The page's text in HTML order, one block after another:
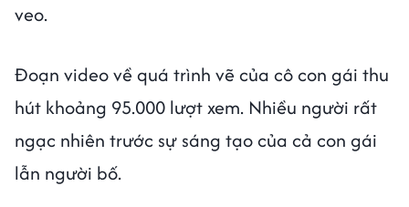
veo.
Đoạn video về quá trình vẽ của cô con gái thu
hút khoảng 95.000 lượt xem. Nhiều người rất
ngạc nhiên trước sự sáng tạo của cả con gái
lẫn người bố.